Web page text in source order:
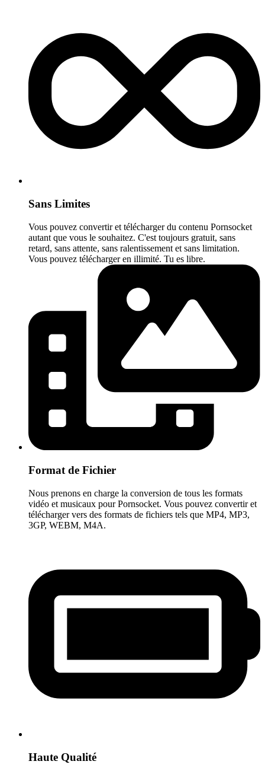
Sans Limites
Vous pouvez convertir et télécharger du contenu Pornsocket
autant que vous le souhaitez. C'est toujours gratuit, sans
retard, sans attente, sans ralentissement et sans limitation.
Vous pouvez télécharger en illimité. Tu es libre.
Format de Fichier
Nous prenons en charge la conversion de tous les formats
vidéo et musicaux pour Pornsocket. Vous pouvez convertir et
télécharger vers des formats de fichiers tels que MP4, MP3,
3GP, WEBM, M4A.
Haute Qualité